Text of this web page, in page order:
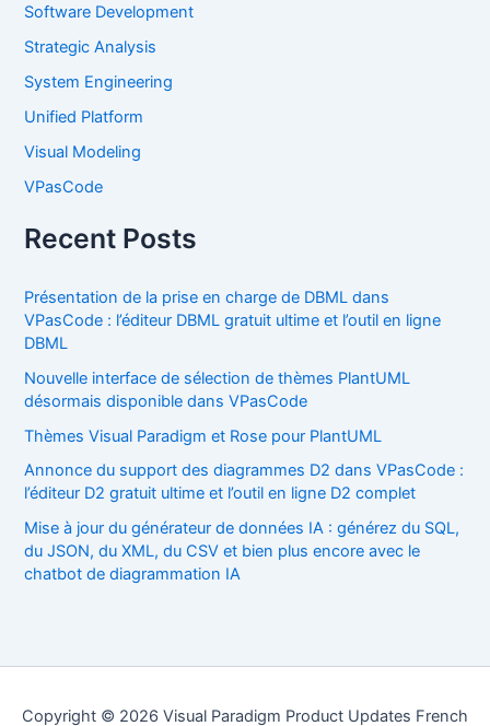
Software Development
Strategic Analysis
System Engineering
Unified Platform
Visual Modeling
VPasCode
Recent Posts
Présentation de la prise en charge de DBML dans
VPasCode : l’éditeur DBML gratuit ultime et l’outil en ligne
DBML
Nouvelle interface de sélection de thèmes PlantUML
désormais disponible dans VPasCode
Thèmes Visual Paradigm et Rose pour PlantUML
Annonce du support des diagrammes D2 dans VPasCode :
l’éditeur D2 gratuit ultime et l’outil en ligne D2 complet
Mise à jour du générateur de données IA : générez du SQL,
du JSON, du XML, du CSV et bien plus encore avec le
chatbot de diagrammation IA
Copyright © 2026 Visual Paradigm Product Updates French